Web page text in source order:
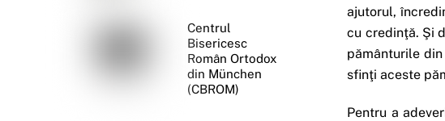
ajutorul,
cu credinţă. Şi
pământurile
sfinţi aceste
Pentru a
Centrul
Bisericesc
Român Ortodox
din München
(CBROM)